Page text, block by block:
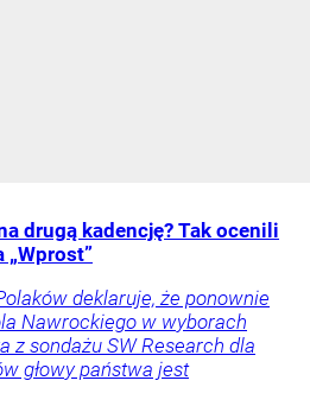
drugą kadencję? Tak ocenili
„Wprost”
deklaruje, że ponownie
Nawrockiego w wyborach
z sondażu SW Research dla
głowy państwa jest